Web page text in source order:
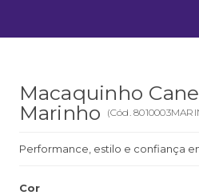
Macaquinho
Marinho
(Cód.
Performance, estilo e confiança
Cor